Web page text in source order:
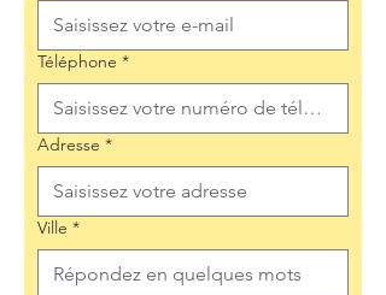
Téléphone *
Adresse *
Ville *